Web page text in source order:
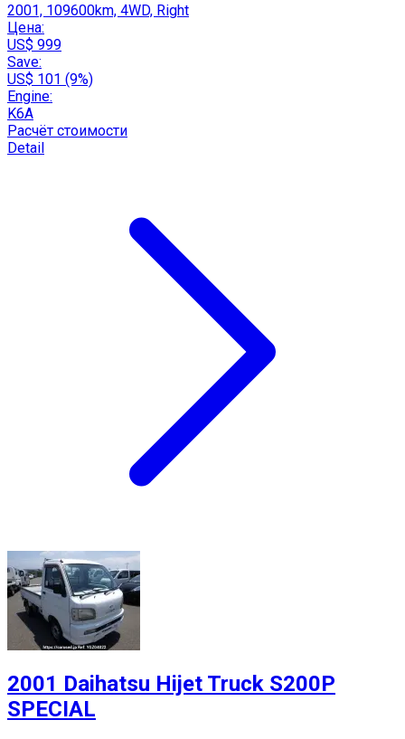
2001, 109600km, 4WD, Right
Цена:
US$ 999
Save:
US$ 101 (9%)
Engine:
K6A
Расчёт стоимости
Detail
2001 Daihatsu Hijet Truck S200P
SPECIAL